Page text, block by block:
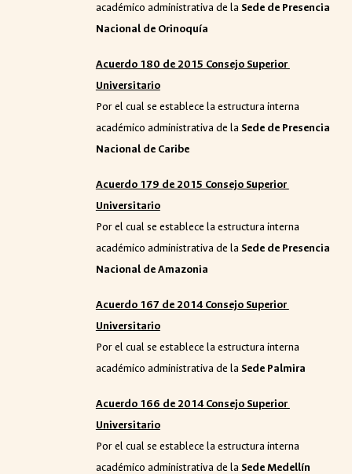
académico administrativa de la Sede de Presencia
Nacional de Orinoquía
Acuerdo 180 de 2015 Consejo Superior
Universitario
Por el cual se establece la estructura interna
académico administrativa de la Sede de Presencia
Nacional de Caribe
Acuerdo 179 de 2015 Consejo Superior
Universitario
Por el cual se establece la estructura interna
académico administrativa de la Sede de Presencia
Nacional de Amazonia
Acuerdo 167 de 2014 Consejo Superior
Universitario
Por el cual se establece la estructura interna
académico administrativa de la Sede Palmira
Acuerdo 166 de 2014 Consejo Superior
Universitario
Por el cual se establece la estructura interna
académico administrativa de la Sede Medellín